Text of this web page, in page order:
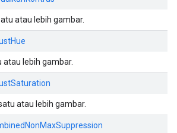
atau lebih gambar.
atau lebih gambar.
atau lebih gambar.